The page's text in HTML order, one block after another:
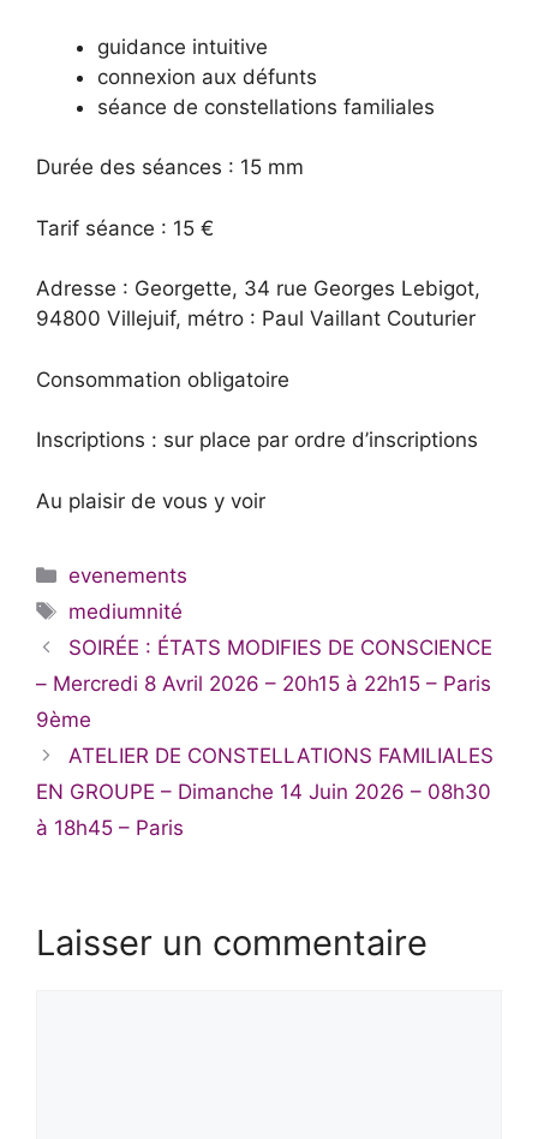
guidance intuitive
connexion aux défunts
séance de constellations familiales
Durée des séances : 15 mm
Tarif séance : 15 €
Adresse : Georgette, 34 rue Georges Lebigot,
94800 Villejuif, métro : Paul Vaillant Couturier
Consommation obligatoire
Inscriptions : sur place par ordre d’inscriptions
Au plaisir de vous y voir
Catégories
evenements
Étiquettes
mediumnité
SOIRÉE : ÉTATS MODIFIES DE CONSCIENCE
– Mercredi 8 Avril 2026 – 20h15 à 22h15 – Paris
9ème
ATELIER DE CONSTELLATIONS FAMILIALES
EN GROUPE – Dimanche 14 Juin 2026 – 08h30
à 18h45 – Paris
Laisser un commentaire